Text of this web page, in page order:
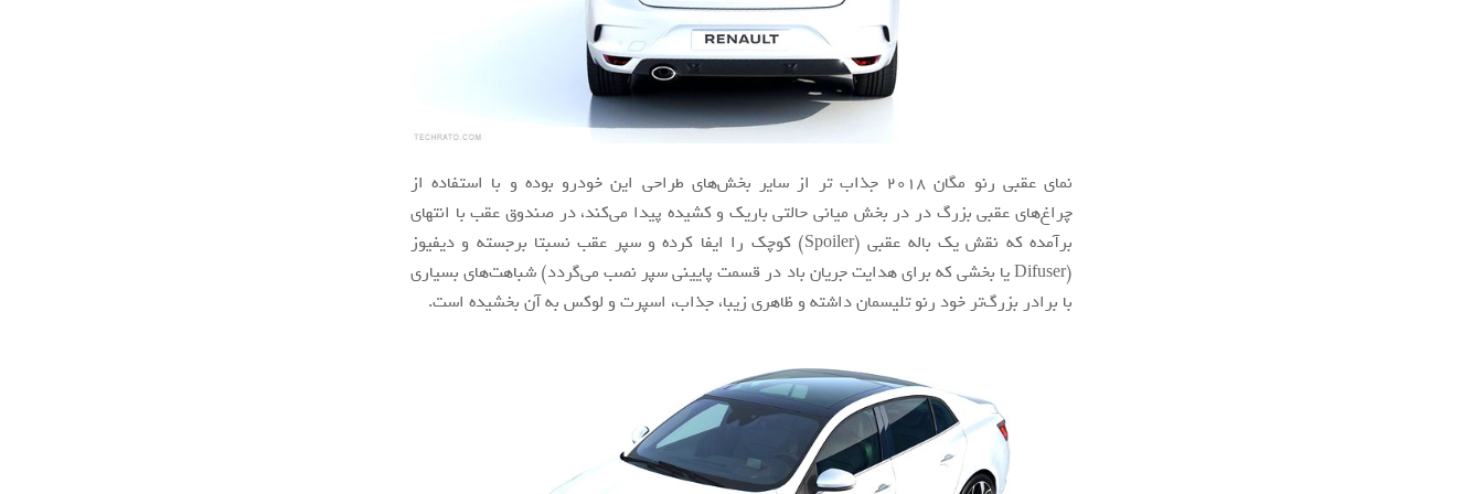
نمای عقبی رنو مگان ۲۰۱۸ جذاب تر از سایر بخش‌های طراحی این خودرو بوده و با استفاده از
چراغ‌های عقبی بزرگ در در بخش میانی حالتی باریک و کشیده پیدا می‌کند، در صندوق عقب با انتهای
برآمده که نقش یک باله عقبی (Spoiler) کوچک را ایفا کرده و سپر عقب نسبتا برجسته و دیفیوز
(Difuser یا بخشی که برای هدایت جریان باد در قسمت پایینی سپر نصب می‌گردد) شباهت‌های بسیاری
با برادر بزرگ‌تر خود رنو تلیسمان داشته و ظاهری زیبا، جذاب، اسپرت و لوکس به آن بخشیده است.